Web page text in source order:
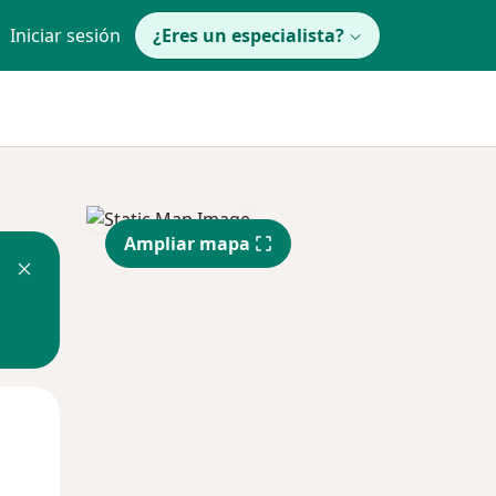
Iniciar sesión ¿Eres un especialista?
Ampliar mapa